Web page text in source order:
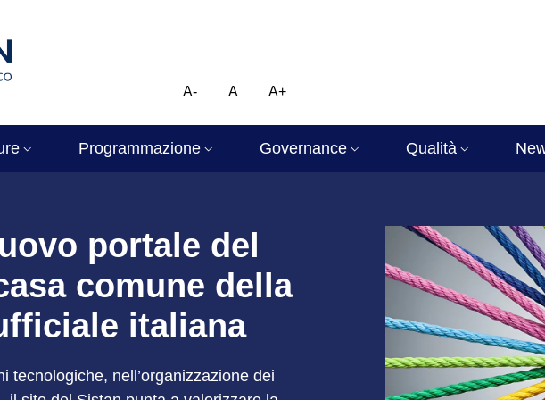
A- A A+
Programmazione Governance Qualità
portale del
comune della
italiana
tecnologiche, nell’organizzazione dei